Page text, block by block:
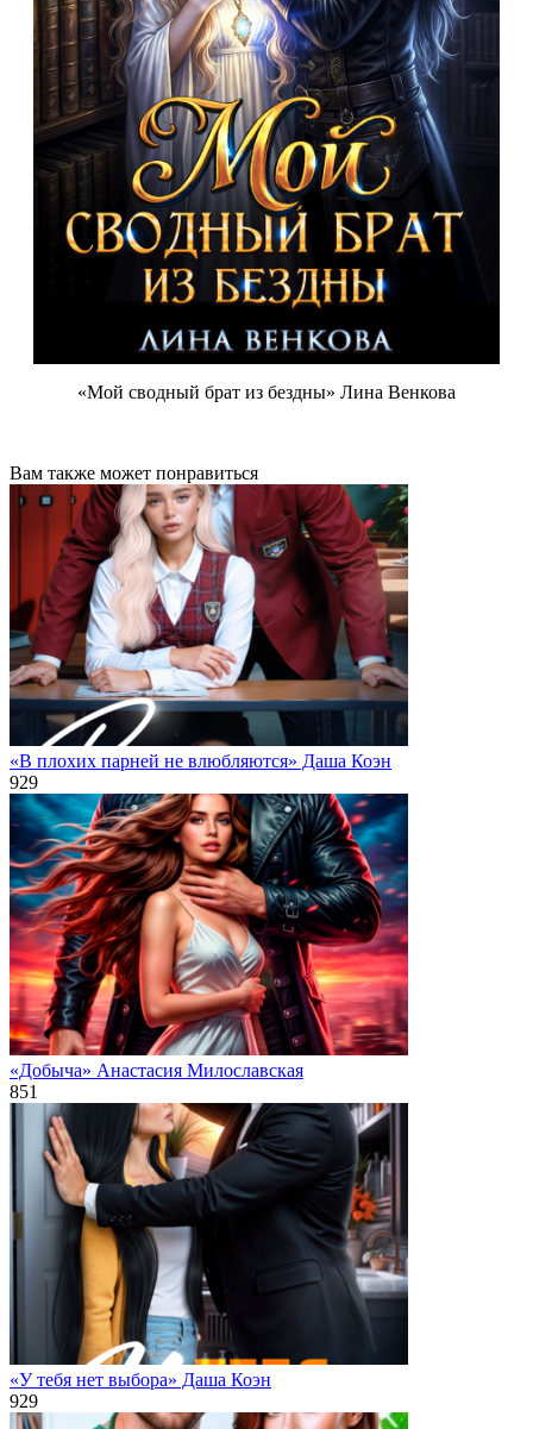
«Мой сводный брат из бездны» Лина Венкова
Вам также может понравиться
«В плохих парней не влюбляются» Даша Коэн
929
«Добыча» Анастасия Милославская
851
«У тебя нет выбора» Даша Коэн
929